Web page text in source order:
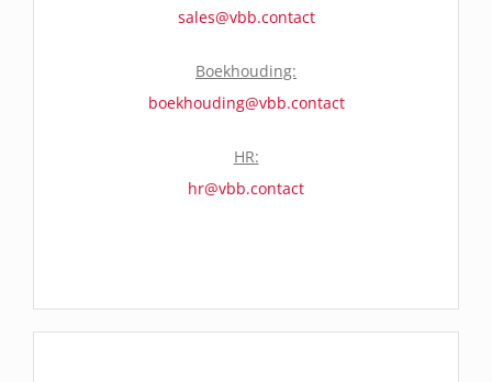
sales@vbb.contact
Boekhouding:
boekhouding@vbb.contact
HR:
hr@vbb.contact